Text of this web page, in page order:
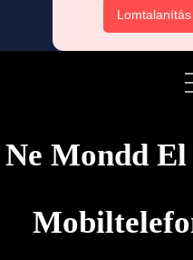
Ne Mondd El